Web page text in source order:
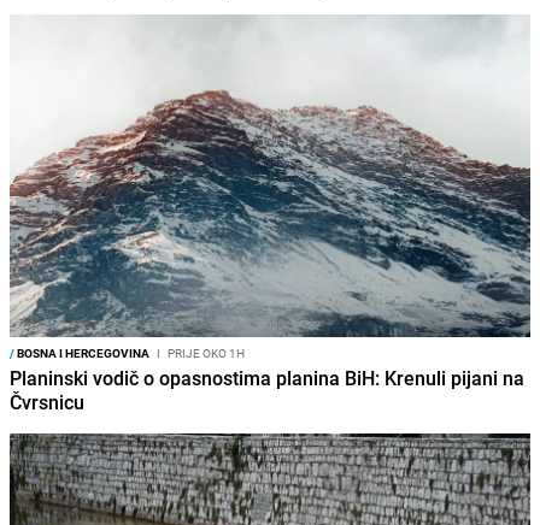
/BOSNA I HERCEGOVINA I PRIJE OKO 1H
Planinski vodič o opasnostima planina BiH: Krenuli pijani na
Čvrsnicu